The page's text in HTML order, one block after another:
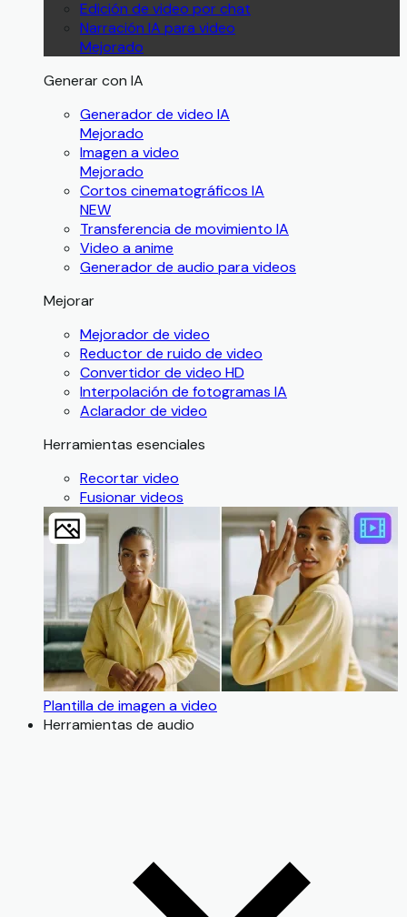
Edición de video por chat
Narración IA para video
Mejorado
Generar con IA
Generador de video IA
Mejorado
Imagen a video
Mejorado
Cortos cinematográficos IA
NEW
Transferencia de movimiento IA
Video a anime
Generador de audio para videos
Mejorar
Mejorador de video
Reductor de ruido de video
Convertidor de video HD
Interpolación de fotogramas IA
Aclarador de video
Herramientas esenciales
Recortar video
Fusionar videos
Plantilla de imagen a video
Herramientas de audio